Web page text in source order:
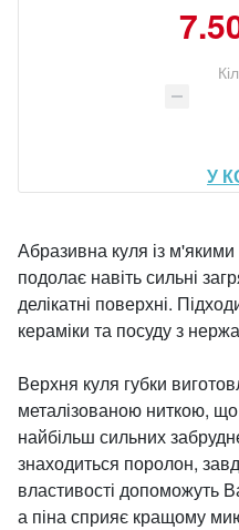
У
Абразивна куля із
подолає навіть сильні
делікатні поверхні.
кераміки та посуду з
Верхня куля губки
металізованою ниткою,
найбільш сильних
знаходиться поролон,
властивості допоможуть
а піна сприяє кращому